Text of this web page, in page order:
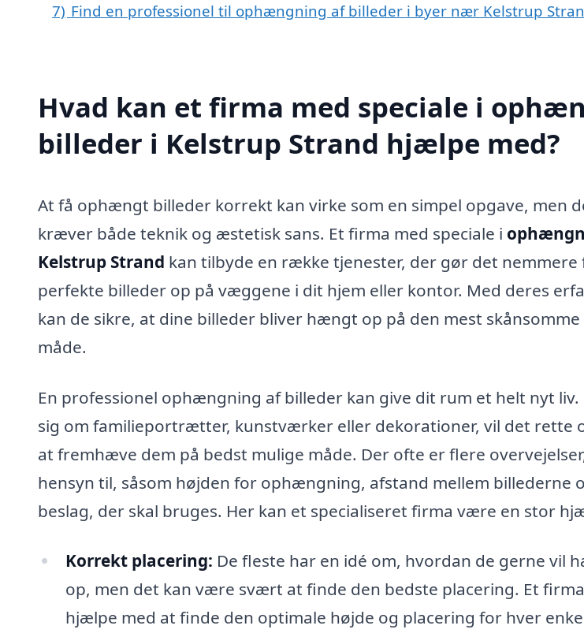
7) Find en professionel til ophængning af billeder i byer nær Kelstrup
Hvad kan et firma med speciale i
billeder i Kelstrup Strand hjælpe med?
At få ophængt billeder korrekt kan virke som en simpel opgave, men
kræver både teknik og æstetisk sans. Et firma med speciale i
Kelstrup Strand kan tilbyde en række tjenester, der gør det nemmere
perfekte billeder op på væggene i dit hjem eller kontor. Med deres
kan de sikre, at dine billeder bliver hængt op på den mest
måde.
En professionel ophængning af billeder kan give dit rum et helt nyt
sig om familieportrætter, kunstværker eller dekorationer, vil det rette
at fremhæve dem på bedst mulige måde. Der ofte er flere
hensyn til, såsom højden for ophængning, afstand mellem billederne
beslag, der skal bruges. Her kan et specialiseret firma være en stor
Korrekt placering: De fleste har en idé om, hvordan de gerne vil
op, men det kan være svært at finde den bedste placering. Et
hjælpe med at finde den optimale højde og placering for hver